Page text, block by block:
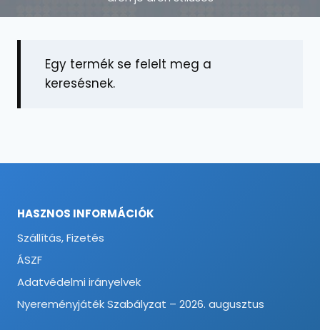
Egy termék se felelt meg a
keresésnek.
HASZNOS INFORMÁCIÓK
Szállítás, Fizetés
ÁSZF
Adatvédelmi irányelvek
Nyereményjáték Szabályzat – 2026. augusztus